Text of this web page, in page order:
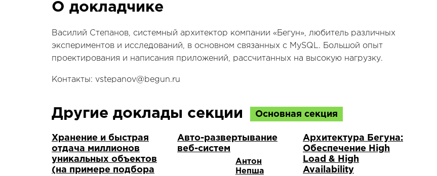
О докладчике
Василий Степанов, системный архитектор компании «Бегун», любитель различных
экспериментов и исследований, в основном связанных с MySQL. Большой опыт
проектирования и написания приложений, рассчитанных на высокую нагрузку.
Контакты: vstepanov@begun.ru
Другие доклады секции Основная секция
Хранение и быстрая
отдача миллионов
уникальных объектов
(на примере подбора
Авто-развертывание
веб-систем
Антон
Непша
Архитектура Бегуна:
Обеспечение High
Load & High
Availability